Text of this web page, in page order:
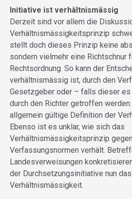
Initiative ist verhältnismässig
Derzeit sind vor allem die
Verhältnismässigkeitsprinzip
stellt doch dieses Prinzip keine
sondern vielmehr eine Richtschnur
Rechtsordnung. So kann der
verhältnismässig ist, durch den
Gesetzgeber oder – falls dieser
durch den Richter getroffen
allgemein gültige Definition der
Ebenso ist es unklar, wie sich das
Verhältnismässigkeitsprinzip
Verfassungsnormen verhält.
Landesverweisungen
der Durchsetzungsinitiative nun
Verhältnismässigkeit.